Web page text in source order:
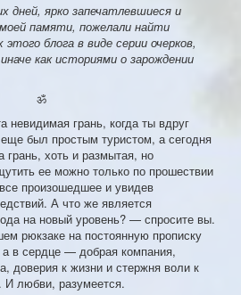
дней, ярко запечатлевшиеся и
памяти, пожелали найти
блога в виде серии очерков,
как историями о зарождении
ॐ
невидимая грань, когда ты вдруг
был простым туристом, а сегодня
грань, хоть и размытая, но
ее можно только по прошествии
произошедшее и увидев
А что же является
на новый уровень? — спросите вы.
рюкзаке на постоянную прописку
в сердце — добрая компания,
доверия к жизни и стержня воли к
И любви, разумеется.